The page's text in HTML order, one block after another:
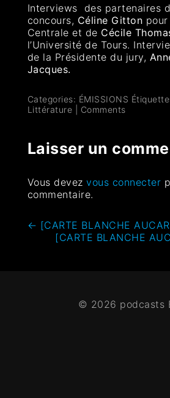
Interviews des partenaires
concours, Céline Gitton
Centrale et de Cécile
l’Université de Tours.
de la Présidente du jury,
Jacques.
Categories: ÉMISSIONS
Littérature
Comments
Laisser un
Vous devezvous connecter
commentaire.
← [CARTE BLANCHE
[CARTE BLANCHE
© 2026 podcasts